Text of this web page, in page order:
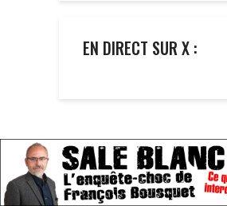
EN DIRECT SUR X :